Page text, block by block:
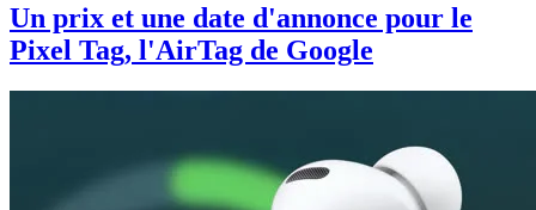
Un prix et une date d'annonce pour le
Pixel Tag, l'AirTag de Google